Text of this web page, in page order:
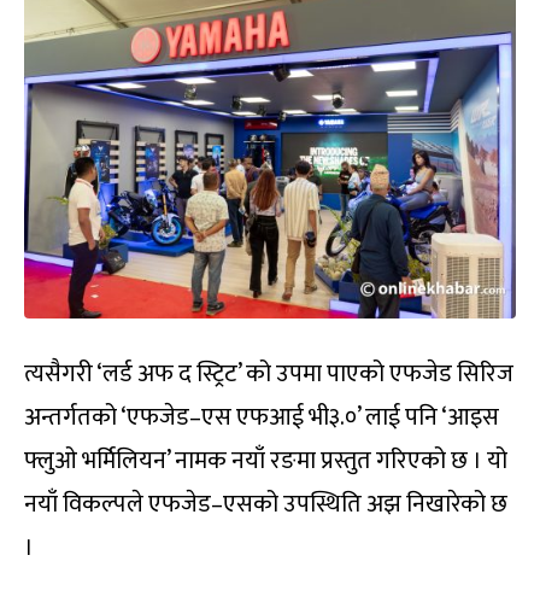
त्यसैगरी ‘लर्ड अफ द स्ट्रिट’ को उपमा पाएको एफजेड सिरिज
अन्तर्गतको ‘एफजेड–एस एफआई भी३.०’ लाई पनि ‘आइस
फ्लुओ भर्मिलियन’ नामक नयाँ रङमा प्रस्तुत गरिएको छ । यो
नयाँ विकल्पले एफजेड–एसको उपस्थिति अझ निखारेको छ
।